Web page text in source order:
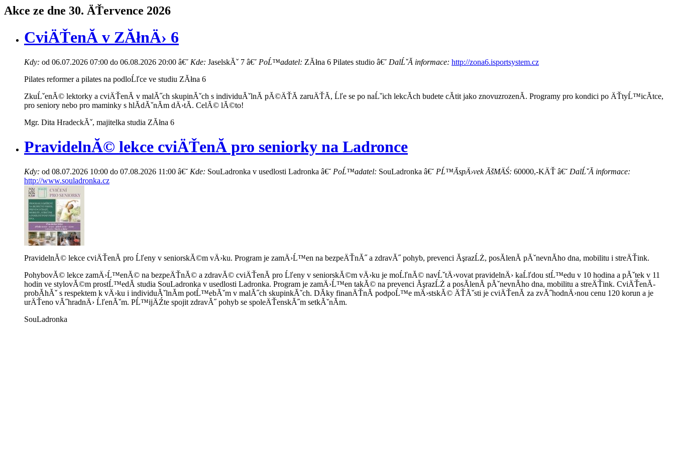
Akce ze dne 30. ÄŤervence 2026
CviÄŤenĂ­ v ZĂłnÄ› 6
Kdy: od 06.07.2026 07:00 do 06.08.2026 20:00 â€˘ Kde: JaselskĂˇ 7 â€˘ PoĹ™adatel: ZĂłna 6 Pilates studio â€˘ DalĹˇĂ­ informace: http://zona6.isportsystem.cz
Pilates reformer a pilates na podloĹľce ve studiu ZĂłna 6
ZkuĹˇenĂ© lektorky a cviÄŤenĂ­ v malĂ˝ch skupinĂˇch s individuĂˇlnĂ­ pĂ©ÄŤĂ­ zaruÄŤĂ­, Ĺľe se po naĹˇich lekcĂ­ch budete cĂ­tit jako znovuzrozenĂ­. Programy pro kondici po ÄŤtyĹ™icĂ­tce,
pro seniory nebo pro maminky s hlĂ­dĂˇnĂ­m dÄ›tĂ­. CelĂ© lĂ©to!
Mgr. Dita HradeckĂˇ, majitelka studia ZĂłna 6
PravidelnĂ© lekce cviÄŤenĂ­ pro seniorky na Ladronce
Kdy: od 08.07.2026 10:00 do 07.08.2026 11:00 â€˘ Kde: SouLadronka v usedlosti Ladronka â€˘ PoĹ™adatel: SouLadronka â€˘ PĹ™Ă­spÄ›vek ĂšMÄŚ: 60000,-KÄŤ â€˘ DalĹˇĂ­ informace:
http://www.souladronka.cz
PravidelnĂ© lekce cviÄŤenĂ­ pro Ĺľeny v seniorskĂ©m vÄ›ku. Program je zamÄ›Ĺ™en na bezpeÄŤnĂ˝ a zdravĂ˝ pohyb, prevenci ĂşrazĹŻ, posĂ­lenĂ­ pĂˇnevnĂ­ho dna, mobilitu i streÄŤink.
PohybovĂ© lekce zamÄ›Ĺ™enĂ© na bezpeÄŤnĂ© a zdravĂ© cviÄŤenĂ­ pro Ĺľeny v seniorskĂ©m vÄ›ku je moĹľnĂ© navĹˇtÄ›vovat pravidelnÄ› kaĹľdou stĹ™edu v 10 hodina a pĂˇtek v 11
hodin ve stylovĂ©m prostĹ™edĂ­ studia SouLadronka v usedlosti Ladronka. Program je zamÄ›Ĺ™en takĂ© na prevenci ĂşrazĹŻ a posĂ­lenĂ­ pĂˇnevnĂ­ho dna, mobilitu a streÄŤink. CviÄŤenĂ­
probĂ­hĂˇ s respektem k vÄ›ku i individuĂˇlnĂ­m potĹ™ebĂˇm v malĂ˝ch skupinkĂˇch. DĂ­ky finanÄŤnĂ­ podpoĹ™e mÄ›stskĂ© ÄŤĂˇsti je cviÄŤenĂ­ za zvĂ˝hodnÄ›nou cenu 120 korun a je
urÄŤeno vĂ˝hradnÄ› ĹľenĂˇm. PĹ™ijÄŹte spojit zdravĂ˝ pohyb se spoleÄŤenskĂ˝m setkĂˇnĂ­m.
SouLadronka